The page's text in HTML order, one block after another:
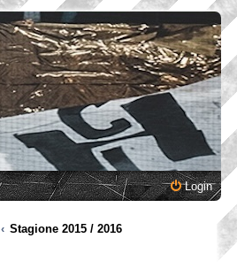
Login
Stagione 2015 / 2016